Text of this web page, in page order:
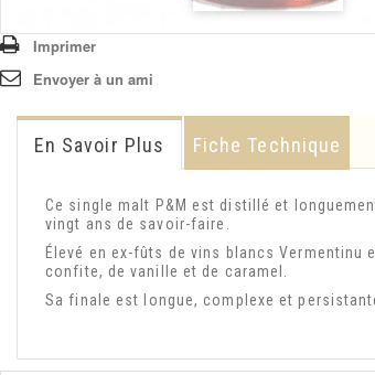
Imprimer
Envoyer à un ami
En Savoir Plus Fiche Technique
Ce single malt P&M est distillé et
vingt ans de savoir-faire.
Élevé en ex-fûts de vins blancs Vermentinu
confite, de vanille et de caramel.
Sa finale est longue, complexe et